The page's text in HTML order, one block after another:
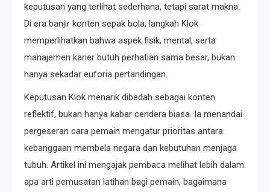
keputusan yang terlihat sederhana, tetapi sarat makna.
Di era banjir konten sepak bola, langkah Klok
memperlihatkan bahwa aspek fisik, mental, serta
manajemen karier butuh perhatian sama besar, bukan
hanya sekadar euforia pertandingan.
Keputusan Klok menarik dibedah sebagai konten
reflektif, bukan hanya kabar cendera biasa. Ia menandai
pergeseran cara pemain mengatur prioritas antara
kebanggaan membela negara dan kebutuhan menjaga
tubuh. Artikel ini mengajak pembaca melihat lebih dalam:
apa arti pemusatan latihan bagi pemain, bagaimana